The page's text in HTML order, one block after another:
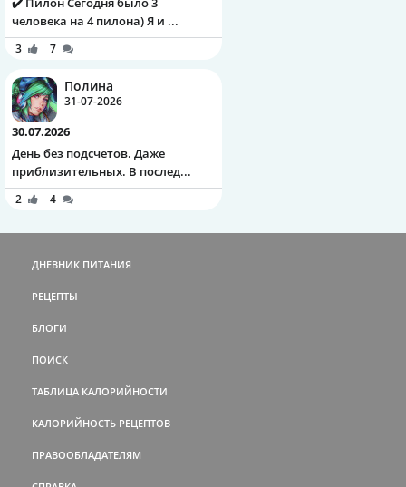
человека на 4 пилона) Я и ...
3 7
Полина
31-07-2026
30.07.2026
День без подсчетов. Даже
приблизительных. В послед...
2 4
ДНЕВНИК ПИТАНИЯ
РЕЦЕПТЫ
БЛОГИ
ПОИСК
ТАБЛИЦА КАЛОРИЙНОСТИ
КАЛОРИЙНОСТЬ РЕЦЕПТОВ
ПРАВООБЛАДАТЕЛЯМ